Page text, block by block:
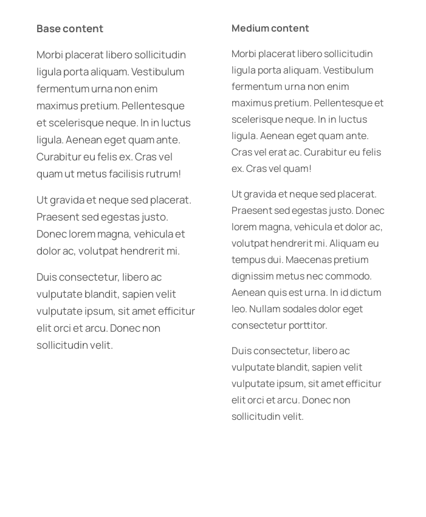
Base content
Morbi placerat libero sollicitudin
ligula porta aliquam. Vestibulum
fermentum urna non enim
maximus pretium. Pellentesque
et scelerisque neque. In in luctus
ligula. Aenean eget quam ante.
Curabitur eu felis ex. Cras vel
quam ut metus facilisis rutrum!
Ut gravida et neque sed placerat.
Praesent sed egestas justo.
Donec lorem magna, vehicula et
dolor ac, volutpat hendrerit mi.
Duis consectetur, libero ac
vulputate blandit, sapien velit
vulputate ipsum, sit amet efficitur
elit orci et arcu. Donec non
sollicitudin velit.
Medium content
Morbi placerat libero sollicitudin
ligula porta aliquam. Vestibulum
fermentum urna non enim
maximus pretium. Pellentesque et
scelerisque neque. In in luctus
ligula. Aenean eget quam ante.
Cras vel erat ac. Curabitur eu felis
ex. Cras vel quam!
Ut gravida et neque sed placerat.
Praesent sed egestas justo. Donec
lorem magna, vehicula et dolor ac,
volutpat hendrerit mi. Aliquam eu
tempus dui. Maecenas pretium
dignissim metus nec commodo.
Aenean quis est urna. In id dictum
leo. Nullam sodales dolor eget
consectetur porttitor.
Duis consectetur, libero ac
vulputate blandit, sapien velit
vulputate ipsum, sit amet efficitur
elit orci et arcu. Donec non
sollicitudin velit.